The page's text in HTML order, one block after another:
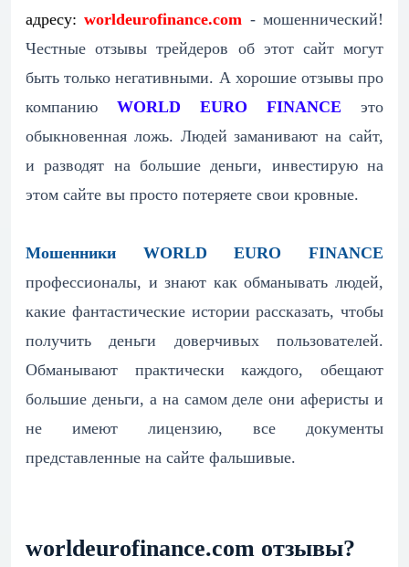
адресу: worldeurofinance.com - мошеннический!
Честные отзывы трейдеров об этот сайт могут
быть только негативными. А хорошие отзывы про
компанию WORLD EURO FINANCE это
обыкновенная ложь. Людей заманивают на сайт,
и разводят на большие деньги, инвестирую на
этом сайте вы просто потеряете свои кровные.
Мошенники WORLD EURO FINANCE
профессионалы, и знают как обманывать людей,
какие фантастические истории рассказать, чтобы
получить деньги доверчивых пользователей.
Обманывают практически каждого, обещают
большие деньги, а на самом деле они аферисты и
не имеют лицензию, все документы
представленные на сайте фальшивые.
worldeurofinance.com отзывы?